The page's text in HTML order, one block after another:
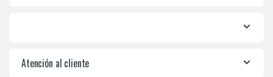
Atención al cliente